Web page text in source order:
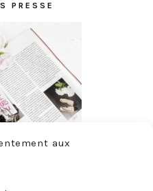
aux
PRESSE